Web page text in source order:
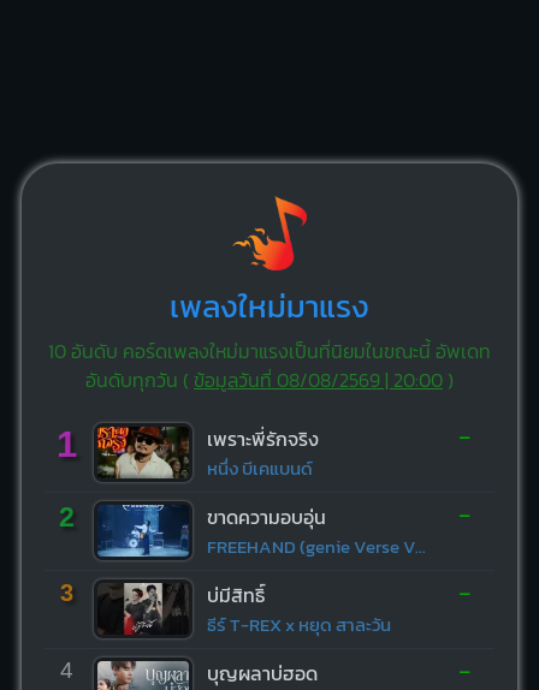
เพลงใหม่มาแรง
10 อันดับ คอร์ดเพลงใหม่มาแรงเป็นที่นิยมในขณะนี้ อัพเดท
อันดับทุกวัน ( ข้อมูลวันที่ 08/08/2569 | 20:00)
1 เพราะพี่รักจริง
หนึ่ง บีเคแบนด์
-
2 ขาดความอบอุ่น
FREEHAND (genie Verse Vol.1)
-
3 บ่มีสิทธิ์
ธีร์ T-REX x หยุด สาละวัน
-
4 บุญผลาบ่ฮอด -